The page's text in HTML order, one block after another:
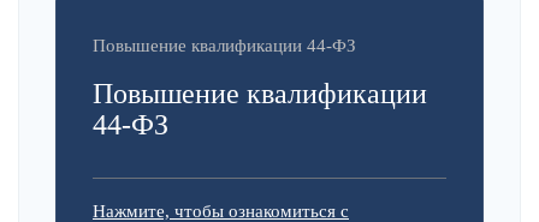
Повышение квалификации 44-ФЗ
Повышение квалификации
44-ФЗ
Нажмите, чтобы ознакомиться с